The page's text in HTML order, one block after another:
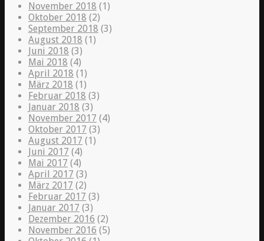
November 2018 (1)
Oktober 2018 (2)
September 2018 (3)
August 2018 (1)
Juni 2018 (3)
Mai 2018 (4)
April 2018 (1)
März 2018 (1)
Februar 2018 (3)
Januar 2018 (3)
November 2017 (4)
Oktober 2017 (3)
August 2017 (1)
Juni 2017 (4)
Mai 2017 (4)
April 2017 (3)
März 2017 (2)
Februar 2017 (3)
Januar 2017 (3)
Dezember 2016 (2)
November 2016 (5)